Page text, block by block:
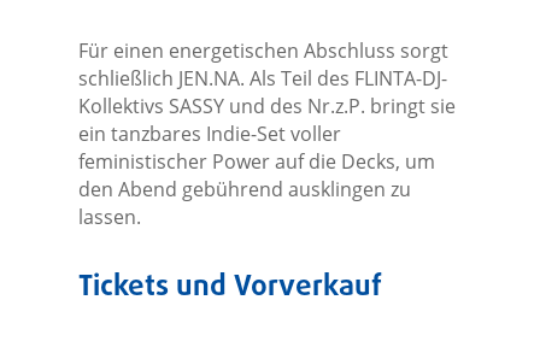
Für einen energetischen Abschluss sorgt
schließlich JEN.NA. Als Teil des FLINTA-DJ-
Kollektivs SASSY und des Nr.z.P. bringt sie
ein tanzbares Indie-Set voller
feministischer Power auf die Decks, um
den Abend gebührend ausklingen zu
lassen.
Tickets und Vorverkauf